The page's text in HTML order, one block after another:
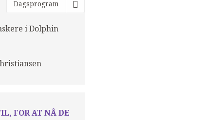
Dagsprogram
i Dolphin
FOR AT NÅ DE